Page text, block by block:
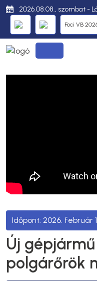
2026.08.08., szombat -
Foci VB
2026. február
Új
polgárőrök